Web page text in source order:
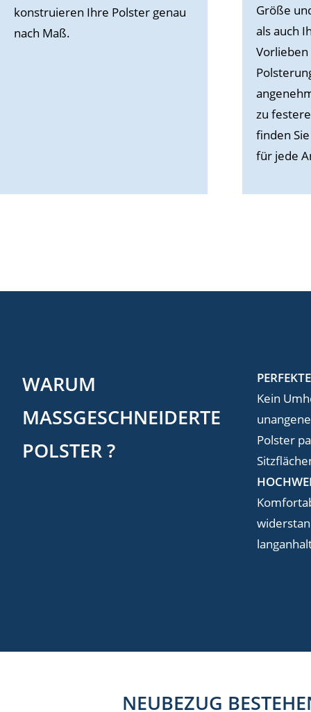
konstruieren Ihre Polster genau
nach Maß.
Größe
als auch
zu
finden
für jede
WARUM
MASSGESCHNEIDERTE P
OLSTER ?
Kein
Polster
NEUBEZUG